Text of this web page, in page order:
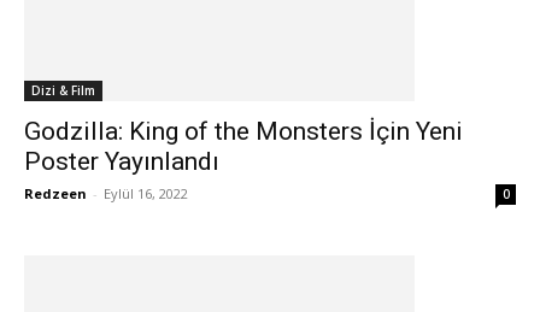
Dizi & Film
Godzilla: King of the Monsters İçin Yeni
Poster Yayınlandı
Redzeen - Eylül 16, 2022 0